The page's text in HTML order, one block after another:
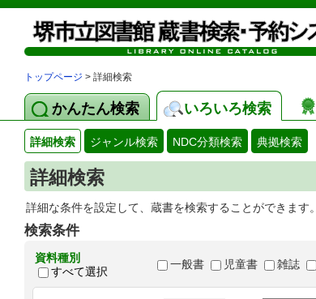
トップページ > 詳細検索
かんたん検索 いろいろ検索
詳細検索 ジャンル検索 NDC分類検索 典拠検索
詳細検索
詳細な条件を設定して、蔵書を検索することができます。
検索条件
資料種別
すべて選択
一般書 児童書 雑誌